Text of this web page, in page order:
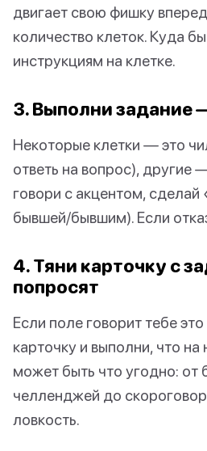
двигает свою фишку
количество клеток. Куда
инструкциям на клетке.
3. Выполни задание
Некоторые клетки — это
ответь на вопрос), другие
говори с акцентом,
бывшей/бывшим). Если
4. Тяни карточку с
попросят
Если поле говорит тебе
карточку и выполни, что на
может быть что угодно: от
челленджей до
ловкость.